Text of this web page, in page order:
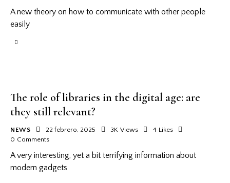
A new theory on how to communicate with other people
easily
The role of libraries in the digital age: are
they still relevant?
NEWS 22 febrero, 2025 3K Views 4 Likes
0 Comments
A very interesting, yet a bit terrifying information about
modern gadgets